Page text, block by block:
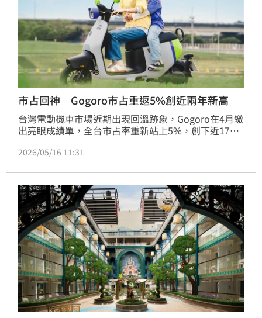
市占回神 Gogoro市占重返5%創近兩年新高
台灣電動機車市場近期出現回溫跡象，Gogoro在4月繳
出亮眼成績單，全台市占率重新站上5%，創下近17個
場再度注入成長動能。
2026/05/16 11:31